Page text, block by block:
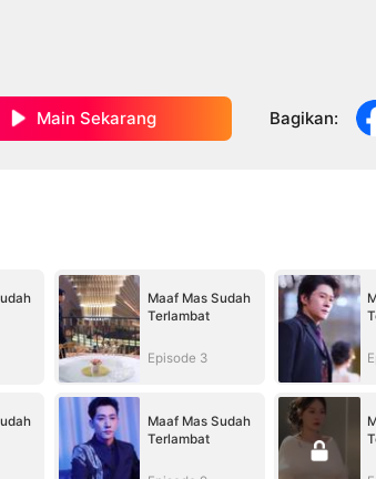
Main Sekarang Bagikan:
Maaf Mas Sudah
Terlambat
Episode 3
Maaf Mas Sudah
Terlambat